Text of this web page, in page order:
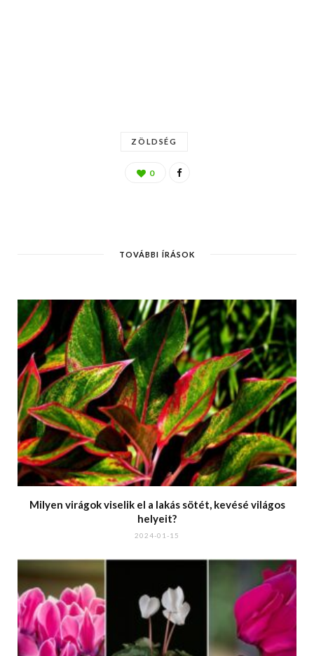
ZÖLDSÉG
0
TOVÁBBI ÍRÁSOK
Milyen virágok viselik el a lakás sötét, kevésé világos
helyeit?
2024-01-15